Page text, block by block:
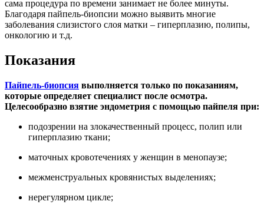
сама процедура по времени занимает не более минуты.
Благодаря пайпель-биопсии можно выявить многие
заболевания слизистого слоя матки – гиперплазию, полипы,
онкологию и т.д.
Показания
Пайпель-биопсия выполняется только по показаниям,
которые определяет специалист после осмотра.
Целесообразно взятие эндометрия с помощью пайпеля при:
подозрении на злокачественный процесс, полип или
гиперплазию ткани;
маточных кровотечениях у женщин в менопаузе;
межменструальных кровянистых выделениях;
нерегулярном цикле;